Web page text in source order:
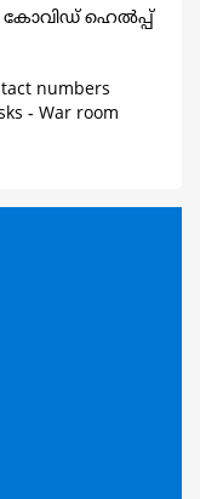
കോവിഡ് ഹെൽപ്പ്
numbers
- War room